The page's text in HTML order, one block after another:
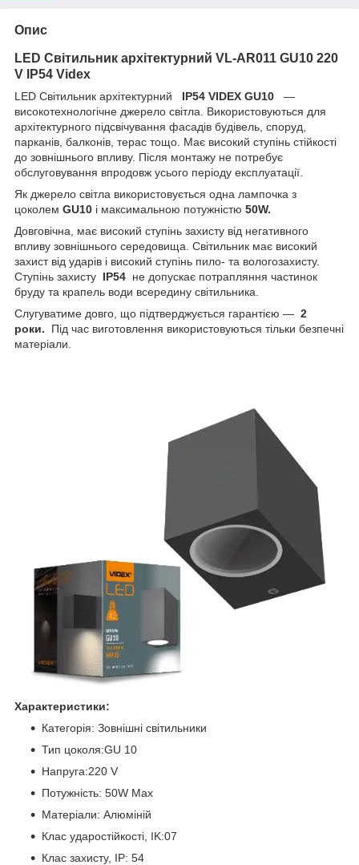
Опис
LED Світильник архітектурний VL-AR011 GU10 220
V IP54 Videx
LED Світильник архітектурний IP54 VIDEX GU10
—
високотехнологічне джерело світла. Використовуються для
архітектурного підсвічування фасадів будівель, споруд,
парканів, балконів, терас тощо. Має високий ступінь стійкості
до зовнішнього впливу. Після монтажу не потребує
обслуговування впродовж усього періоду експлуатації.
Як джерело світла використовується одна лампочка з
цоколем GU10 і максимальною потужністю 50W.
Довговічна, має високий ступінь захисту від негативного
впливу зовнішнього середовища. Світильник має високий
захист від ударів і високий ступінь пило- та вологозахисту.
Ступінь захисту IP54 не допускає потрапляння частинок
бруду та крапель води всередину світильника.
Слугуватиме довго, що підтверджується гарантією — 2
роки. Під час виготовлення використовуються тільки безпечні
матеріали.
Характеристики:
Категорія: Зовнішні світильники
Тип цоколя:GU 10
Напруга:220 V
Потужність: 50W Max
Матеріали: Алюміній
Клас ударостійкості, IK:07
Клас захисту, IP: 54